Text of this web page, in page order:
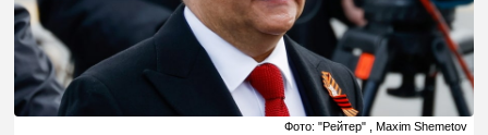
Фото: "Рейтер" , Maxim Shemetov